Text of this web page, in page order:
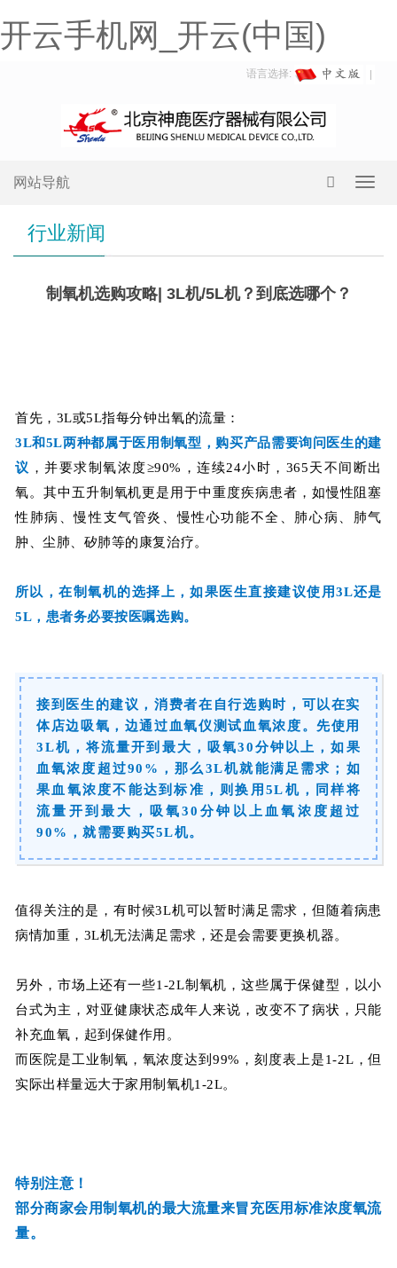
开云手机网_开云(中国)
语言选择:
网站导航
行业新闻
制氧机选购攻略| 3L机/5L机？到底选哪个？
首先，3L或5L指每分钟出氧的流量：
3L和5L两种都属于医用制氧型，购买产品需要询问医生的建
议 ，并要求制氧浓度≥90%，连续24小时，365天不间断出
氧。其中五升制氧机更是用于中重度疾病患者， 如慢性阻塞
性肺病、慢性支气管炎、慢性心功能不全、肺心病、肺气
肿、尘肺、矽肺等的康复治疗。
所以，在制氧机的选择上，如果医生直接建议使用3L还是
5L，患者务必要按医嘱选购。
接到医生的建议，消费者在自行选购时，可以在实
体店边吸氧，边通过血氧仪测试血氧浓度。先使用
3L机，将流量开到最大，吸氧30分钟以上，如果
血氧浓度超过90%，那么3L机就能满足需求；如
果血氧浓度不能达到标准，则换用5L机，同样将
流量开到最大，吸氧30分钟以上血氧浓度超过
90%，就需要购买5L机。
值得关注的是，有时候3L机可以暂时满足需求，但随着病患
病情加重，3L机无法满足需求，还是会需要更换机器。
另外，市场上还有一些1-2L制氧机，这些属于保健型，以小
台式为主，对亚健康状态成年人来说，改变不了病状，只能
补充血氧，起到保健作用。
而医院是工业制氧，氧浓度达到99%，刻度表上是1-2L，但
实际出样量远大于家用制氧机1-2L。
特别注意！
部分商家会用制氧机的最大流量来冒充医用标准浓度氧流
量。